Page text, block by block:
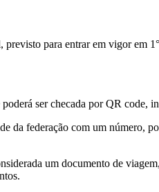
previsto para entrar em vigor em
ser checada por QR code,
da federação com um número,
um documento de